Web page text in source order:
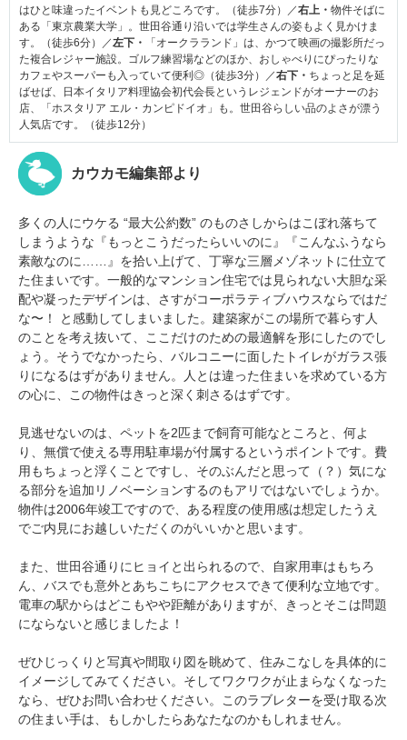
はひと味違ったイベントも見どころです。（徒歩7分）／右上・ 物件そばに
ある「東京農業大学」。世田谷通り沿いでは学生さんの姿もよく見かけま
す。（徒歩6分）／左下・
「オークラランド」は、かつて映画の撮影所だっ
た複合レジャー施設。ゴルフ練習場などのほか、おしゃべりにぴったりな
カフェやスーパーも入っていて便利◎（徒歩3分）／右下・ ちょっと足を延
ばせば、日本イタリア料理協会初代会長というレジェンドがオーナーのお
店、「ホスタリア エル・カンピドイオ」も。世田谷らしい品のよさが漂う
人気店です。（徒歩12分）
カウカモ編集部より
多くの人にウケる “最大公約数” のものさしからはこぼれ落ちて
しまうような『もっとこうだったらいいのに』『こんなふうなら
素敵なのに……』を拾い上げて、丁寧な三層メゾネットに仕立て
た住まいです。一般的なマンション住宅では見られない大胆な采
配や凝ったデザインは、さすがコーポラティブハウスならではだ
な〜！ と感動してしまいました。建築家がこの場所で暮らす人
のことを考え抜いて、ここだけのための最適解を形にしたのでし
ょう。そうでなかったら、バルコニーに面したトイレがガラス張
りになるはずがありません。人とは違った住まいを求めている方
の心に、この物件はきっと深く刺さるはずです。
見逃せないのは、ペットを2匹まで飼育可能なところと、何よ
り、無償で使える専用駐車場が付属するというポイントです。費
用もちょっと浮くことですし、そのぶんだと思って（？）気にな
る部分を追加リノベーションするのもアリではないでしょうか。
物件は2006年竣工ですので、ある程度の使用感は想定したうえ
でご内見にお越しいただくのがいいかと思います。
また、世田谷通りにヒョイと出られるので、自家用車はもちろ
ん、バスでも意外とあちこちにアクセスできて便利な立地です。
電車の駅からはどこもやや距離がありますが、きっとそこは問題
にならないと感じましたよ！
ぜひじっくりと写真や間取り図を眺めて、住みこなしを具体的に
イメージしてみてください。そしてワクワクが止まらなくなった
なら、ぜひお問い合わせください。このラブレターを受け取る次
の住まい手は、もしかしたらあなたなのかもしれません。